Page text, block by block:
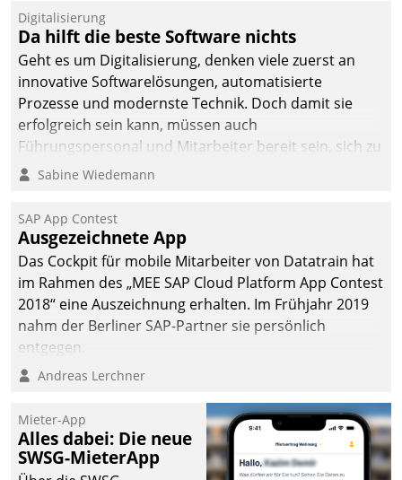
Digitalisierung
Da hilft die beste Software nichts
Geht es um Digitalisierung, denken viele zuerst an
innovative Softwarelösungen, automatisierte
Prozesse und modernste Technik. Doch damit sie
erfolgreich sein kann, müssen auch
Führungspersonal und Mitarbeiter bereit sein, sich zu
verändern und anzupassen, sonst werden sie an ihr
Sabine Wiedemann
SAP App Contest
Ausgezeichnete App
Das Cockpit für mobile Mitarbeiter von Datatrain hat
im Rahmen des „MEE SAP Cloud Platform App Contest
2018“ eine Auszeichnung erhalten. Im Frühjahr 2019
nahm der Berliner SAP-Partner sie persönlich
entgegen.
Andreas Lerchner
Mieter-App
Alles dabei: Die neue
SWSG-MieterApp